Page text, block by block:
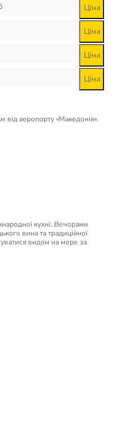
Ціна
Ціна
Ціна
Ціна
аеропорту «Македонія».
кухні. Вечорами
вина та традиційної
видом на море за